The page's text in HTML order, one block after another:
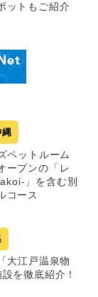
ットもご紹介
縄
ペットルーム
ープンの「レ
」を含む別
コース
大江戸温泉物
を徹底紹介！